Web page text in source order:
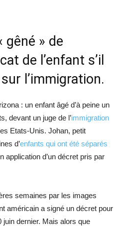
gêné » de
de l’enfant s’il
l’immigration.
: un enfant âgé d’à peine un
devant un juge de l’immigration
Etats-Unis. Johan, petit
d’enfants qui ont été séparés
application d’un décret pris par
semaines par les images
américain a signé un décret pour
dernier. Mais alors que